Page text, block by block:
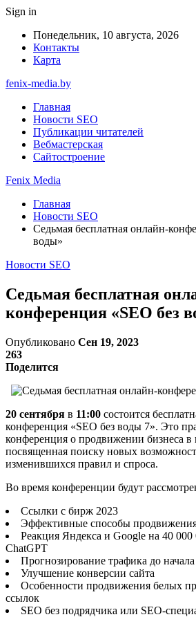
Sign in
Понедельник, 10 августа, 2026
Контакты
Карта
fenix-media.by
Главная
Новости SEO
Публикации читателей
Вебмастерская
Сайтостроение
Fenix Media
Главная
Новости SEO
Седьмая бесплатная онлайн-
воды»
Новости SEO
Седьмая бесплатная
конференция «SEO без
Опубликовано Сен 19, 2023
263
Поделится
20 сентября в 11:00 состоится
конференция «SEO без воды 7». Это
конференция о продвижении бизнеса в
посвященная поиску новых
изменившихся правил и спроса.
Во время конференции будут
Ссылки с бирж 2023
Эффективные способы
Реакция Яндекса и Google на 40 000
ChatGPT
Прогнозирование трафика до
Улучшение конверсии сайта
Особенности продвижения белых
ссылок
SEO без подрядчика или SEO-